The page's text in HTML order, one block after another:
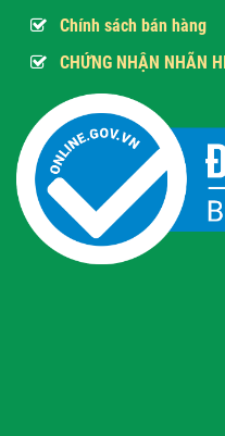
Chính sách bán hàng
CHỨNG NHẬN NHÃN